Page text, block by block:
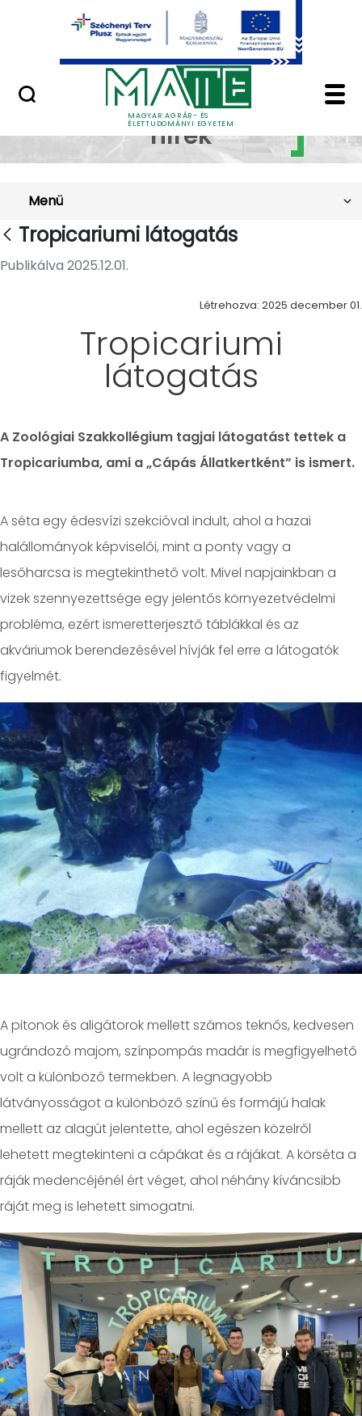
Ugrás a fő tartalomhoz
MAGYAR AGRÁR- ÉS
ÉLETTUDOMÁNYI EGYETEM
Minőségügy
Tropicariumi
Szakkollégiumi
hírek
Menü
Tropicariumi látogatás
Publikálva 2025.12.01.
Létrehozva: 2025 december 01.
Tropicariumi
látogatás
A Zoológiai Szakkollégium tagjai látogatást tettek a
Tropicariumba, ami a „Cápás Állatkertként” is ismert.
A séta egy édesvízi szekcióval indult, ahol a hazai
halállományok képviselői, mint a ponty vagy a
lesőharcsa is megtekinthető volt. Mivel napjainkban a
vizek szennyezettsége egy jelentős környezetvédelmi
probléma, ezért ismeretterjesztő táblákkal és az
akváriumok berendezésével hívják fel erre a látogatók
figyelmét.
A pitonok és aligátorok mellett számos teknős, kedvesen
ugrándozó majom, színpompás madár is megfigyelhető
volt a különböző termekben. A legnagyobb
látványosságot a különböző színű és formájú halak
mellett az alagút jelentette, ahol egészen közelről
lehetett megtekinteni a cápákat és a rájákat. A körséta a
ráják medencéjénél ért véget, ahol néhány kíváncsibb
ráját meg is lehetett simogatni.